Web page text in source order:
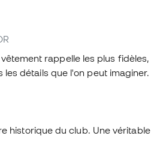
rappelle les plus fidèles,
détails que l'on peut imaginer.
historique du club. Une véritable